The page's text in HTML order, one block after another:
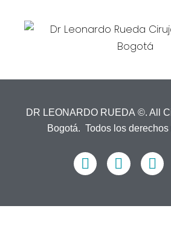
DR LEONARDO RUEDA ©. All
Bogotá. Todos los derechos